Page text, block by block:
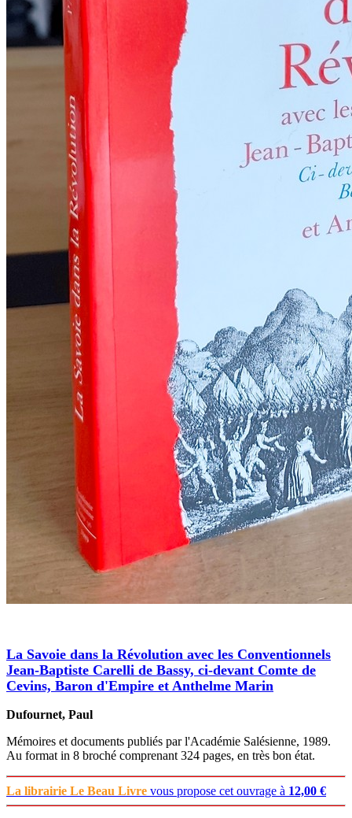
La Savoie dans la Révolution avec les Conventionnels
Jean-Baptiste Carelli de Bassy, ci-devant Comte de
Cevins, Baron d'Empire et Anthelme Marin
Dufournet, Paul
Mémoires et documents publiés par l'Académie Salésienne, 1989.
Au format in 8 broché comprenant 324 pages, en très bon état.
La librairie Le Beau Livre vous propose cet ouvrage à 12,00 €